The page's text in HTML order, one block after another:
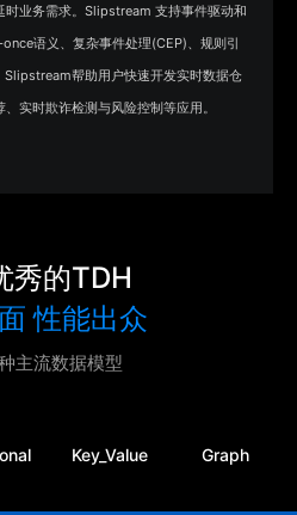
时业务需求。Slipstream 支持事件驱动和
语义、复杂事件处理(CEP)、规则引
Slipstream帮助用户快速开发实时数据仓
实时欺诈检测与风险控制等应用。
秀的TDH
性能出众
主流数据模型
Key_Value Graph